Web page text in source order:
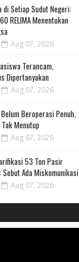
di Setiap Sudut Negeri:
RELIMA Menentukan
Aug 07, 2026
Terancam,
Dipertanyakan
Aug 07, 2026
Beroperasi Penuh,
Menutup
Aug 07, 2026
53 Ton Pasir
Ada Miskomunikasi
Aug 07, 2026